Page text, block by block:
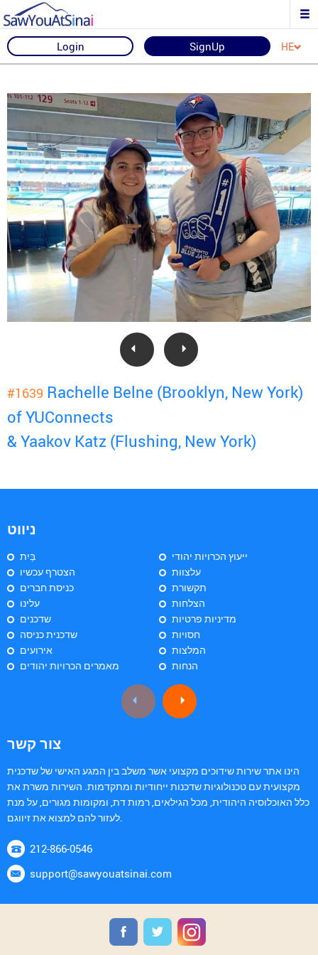
Login SignUp HE
#1639 Rachelle Belne (Brooklyn, New York)
of YUConnects
& Yaakov Katz (Flushing, New York)
ניווט
בַּיִת
הצטרף עכשיו
כניסת חברים
עלינו
שדכנים
שדכנית כניסה
אירועים
מאמרים הכרויות יהודים
ייעוץ הכרויות יהודי
עלצוות
תקשורת
הצלחות
מדיניות פרטיות
חסויות
המלצות
הנחות
צור קשר
הינו אתר שירות שידוכים מקצועי אשר משלב בין המגע האישי של שדכנית
מקצועית עם טכנולוגיות שדכנות ייחודיות ומתקדמות. השירות משרת את
כלל האוכלוסיה היהודית, מכל הגילאים, רמות דת, ומקומות מגורים, על מנת
לעזור להם למצוא את זיווגם.
212-866-0546
support@sawyouatsinai.com